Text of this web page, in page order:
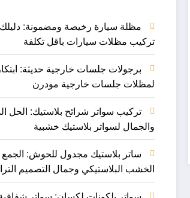
مظلة سيارة رخيصة ومضمونة:
تركيب مظلات سيارات باقل تكلفة
برجولات جلسات خارجية حديثة:
لمظلات جلسات خارجية مودرن
تركيب سواتر شرائح بلاستيك: الحل
والجمال لسواتر بلاستيك خشبية
ساتر بلاستيك مجدول للحوش: الجمع
الخشب البلاستيكي وجمال التصميم